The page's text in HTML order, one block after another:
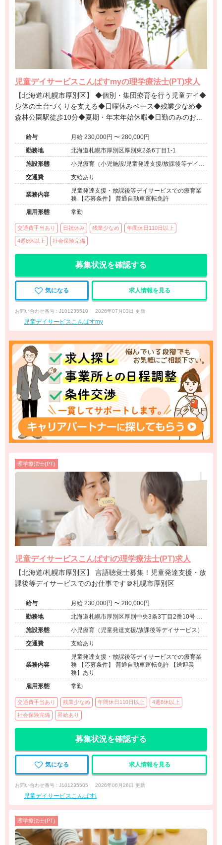
児童デイサービスこんぱすmyの理学療法士(PT)求人
【北海道/札幌市厚別区】 ◆個別・集団療育を行う児童デイ◆
身体の土台づくりを支える◆日曜休みベース◆残業少なめ◆
森林公園駅徒歩10分◆夏期・年末年始休暇◆日勤のみのお仕
給与
月給 230,000円 〜 280,000円
勤務地
北海道札幌市厚別区厚別東2条6丁目1-1
施設形態
小児療育（小児施設/児童発達支援/放課後等デイサ
ービス）
交通費 支給あり
業務内容
児童発達支援・放課後等デイサービスでの療育業
務 【応募条件】 普通自動車運転免許
雇用形態
常勤
交通費手当あり 日祝休み 残業少なめ 年間休日110日以上
4週8休以上 社会保険完備
募集状況を確認する
気になる 求人情報を見る
お問い合わせ番号 : J101235510 2026年07月03日 更新
児童デイサービスこんぱすmy
理学療法士(PT)
児童デイサービスこんぱすiの理学療法士(PT)求人
【北海道/札幌市厚別区】 言語聴覚士募集！児童発達支援・放
課後等デイサービスでのお仕事です＠札幌市厚別区
給与
月給 230,000円 〜 280,000円
勤務地
北海道札幌市厚別区厚別中央3条3丁目2番10号 ヴ
ィビ新さっぽろⅡ1階
施設形態
小児療育（児童発達支援/放課後等デイサービス）
交通費
支給あり
業務内容
児童発達支援・放課後等デイサービスでの療育業
務 【応募条件】 普通自動車運転免許 【送迎業
務】あり
雇用形態
常勤
交通費手当あり 残業少なめ 年間休日110日以上 4週8休以上
社会保険完備 昇給あり
募集状況を確認する
気になる 求人情報を見る
お問い合わせ番号 : J101235505 2026年06月26日 更新
児童デイサービスこんぱすi
理学療法士(PT)